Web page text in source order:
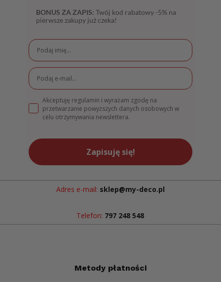
BONUS ZA ZAPIS: Twój kod rabatowy -5% na
pierwsze zakupy już czeka!
Akceptuję regulamin i wyrażam zgodę na
przetwarzanie powyższych danych osobowych w
celu otrzymywania newslettera.
Zapisuję się!
Adres e-mail: sklep@my-deco.pl
Telefon: 797 248 548
Metody płatności